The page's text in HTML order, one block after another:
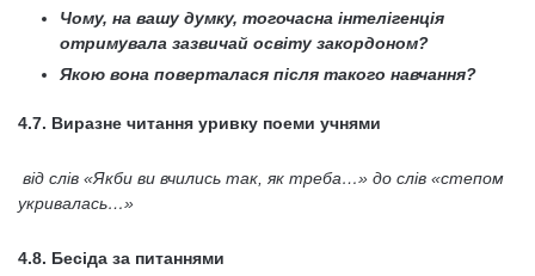
Чому, на вашу думку, тогочасна інтелігенція
отримувала зазвичай освіту закордоном?
Якою вона поверталася після такого навчання?
4.7. Виразне читання уривку поеми учнями
від слів «Якби ви вчились так, як треба…» до слів «степом
укривалась…»
4.8. Бесіда за питаннями